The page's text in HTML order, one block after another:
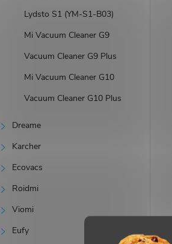
Lydsto S1 (YM-S1-B03)
Mi Vacuum Cleaner G9
Vacuum Cleaner G9 Plus
Mi Vacuum Cleaner G10
Vacuum Cleaner G10 Plus
Dreame
Karcher
Ecovacs
Roidmi
Viomi
Eufy